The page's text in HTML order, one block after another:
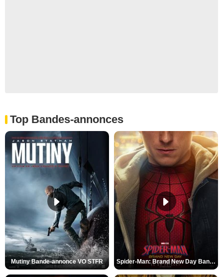
Top Bandes-annonces
Mutiny Bande-annonce VO STFR Spider-Man: Brand New Day Bande-annonce VO STFR